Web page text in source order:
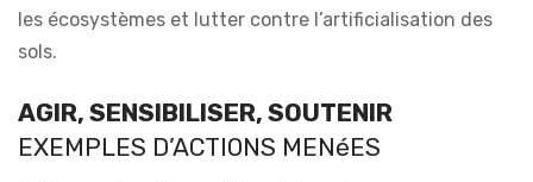
les écosystèmes et lutter contre l’artificialisation des
sols.
AGIR, SENSIBILISER, SOUTENIR
EXEMPLES D’ACTIONS MENéES